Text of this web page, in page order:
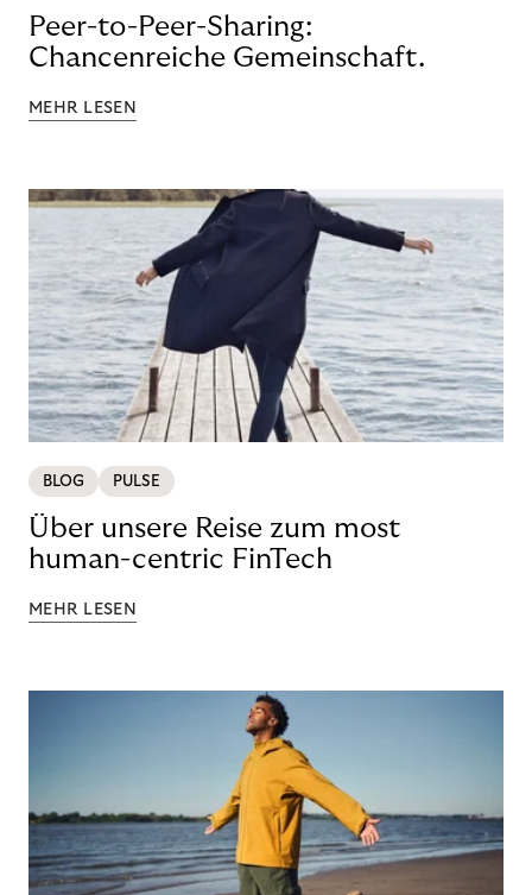
Peer-to-Peer-Sharing:
Chancenreiche Gemeinschaft.
MEHR LESEN
BLOG PULSE
Über unsere Reise zum most
human-centric FinTech
MEHR LESEN